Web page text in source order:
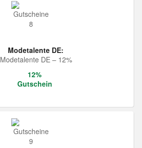
Modetalente DE:
Modetalente DE – 12%
12%
Gutschein